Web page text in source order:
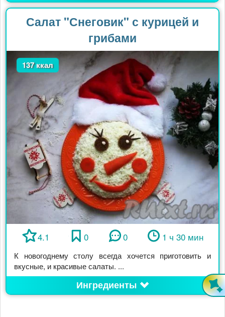
Салат "Снеговик" с курицей и
грибами
137 ккал
4.1 0 0 1 ч 30 мин
К новогоднему столу всегда хочется приготовить и
вкусные, и красивые салаты. ...
Ингредиенты